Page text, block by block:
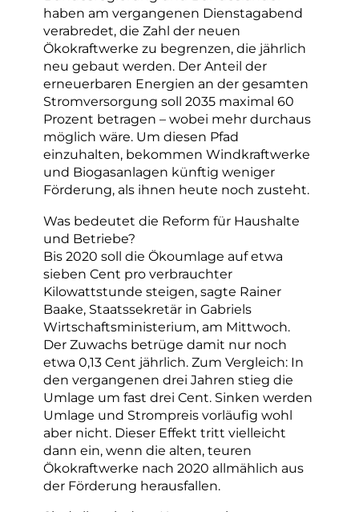
haben am vergangenen Dienstagabend
verabredet, die Zahl der neuen
Ökokraftwerke zu begrenzen, die jährlich
neu gebaut werden. Der Anteil der
erneuerbaren Energien an der gesamten
Stromversorgung soll 2035 maximal 60
Prozent betragen – wobei mehr durchaus
möglich wäre. Um diesen Pfad
einzuhalten, bekommen Windkraftwerke
und Biogasanlagen künftig weniger
Förderung, als ihnen heute noch zusteht.
Was bedeutet die Reform für Haushalte
und Betriebe?
Bis 2020 soll die Ökoumlage auf etwa
sieben Cent pro verbrauchter
Kilowattstunde steigen, sagte Rainer
Baake, Staatssekretär in Gabriels
Wirtschaftsministerium, am Mittwoch.
Der Zuwachs betrüge damit nur noch
etwa 0,13 Cent jährlich. Zum Vergleich: In
den vergangenen drei Jahren stieg die
Umlage um fast drei Cent. Sinken werden
Umlage und Strompreis vorläufig wohl
aber nicht. Dieser Effekt tritt vielleicht
dann ein, wenn die alten, teuren
Ökokraftwerke nach 2020 allmählich aus
der Förderung herausfallen.